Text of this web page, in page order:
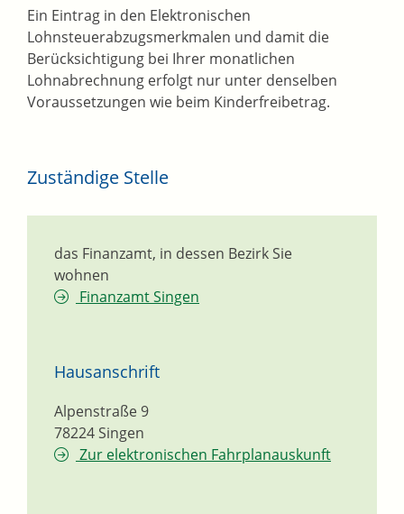
Ein Eintrag in den Elektronischen
Lohnsteuerabzugsmerkmalen und damit die
Berücksichtigung bei Ihrer monatlichen
Lohnabrechnung erfolgt nur unter denselben
Voraussetzungen wie beim Kinderfreibetrag.
Zuständige Stelle
das Finanzamt, in dessen Bezirk Sie
wohnen
Finanzamt Singen
Hausanschrift
Alpenstraße 9
78224Singen
Zur elektronischen Fahrplanauskunft